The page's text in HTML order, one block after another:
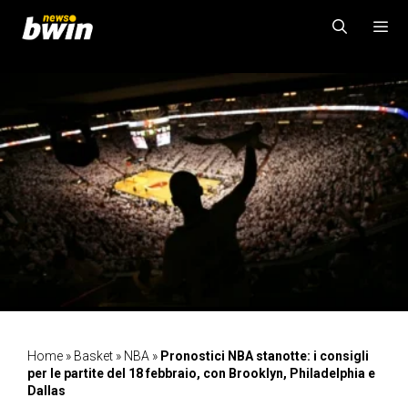
contenuto
MENU
Home » Basket » NBA » Pronostici NBA stanotte: i consigli
per le partite del 18 febbraio, con Brooklyn, Philadelphia e
Dallas